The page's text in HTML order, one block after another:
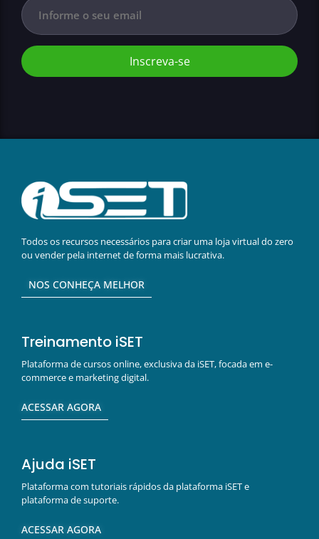
Inscreva-se
Todos os recursos necessários para criar uma loja virtual do zero
ou vender pela internet de forma mais lucrativa.
NOS CONHEÇA MELHOR
Treinamento iSET
Plataforma de cursos online, exclusiva da iSET, focada em e-
commerce e marketing digital.
ACESSAR AGORA
Ajuda iSET
Plataforma com tutoriais rápidos da plataforma iSET e
plataforma de suporte.
ACESSAR AGORA